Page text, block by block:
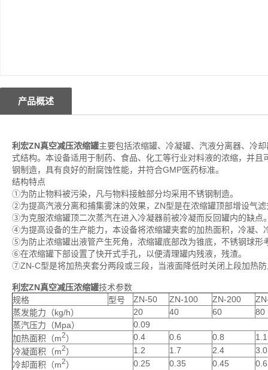
产品概述
利宏ZN真空减压浓缩罐主要包括浓缩罐、冷凝罐、汽液分离器、冷
式结构。本设备适用于制药、食品、化工等行业对料液的浓缩，并
钢制造，具有良好的耐腐蚀性能，并符合GMP医药标准。
结构特点
①为防止物料被污染，凡与物料接触部分均采用不锈钢制造。
②为提高汽液分离和捕集雾沫的效果，ZN型是在浓缩罐顶部增设气
③为克服浓缩罐顶二次蒸汽在进入冷凝器前被冷凝而反回罐内的缺点
④为提高设备的生产能力，本设备将浓缩罐夹套的加热面积，冷凝
⑤为防止浓缩罐出液管产生死角，浓缩罐底部改为锥底，不锈钢球
⑥在浓缩罐下部设置了快开式手孔，以便清理罐内残液，残渣。
⑦ZN-C型是将加热夹套分两段或三段，当液面降低时关闭上段加热
利宏ZN真空减压浓缩罐技术参数
规格
型号 ZN-50 ZN-100 ZN-200
蒸发能力（kg/h）
20 40 60
80
蒸汽压力（Mpa）
0.09
加热面积（m2） 0.4 0.6 0.8
1.1
冷凝面积（m2） 1.2 1.7 2.4
3.0
冷却面积（m2） 0.25 0.35 0.45
0.6